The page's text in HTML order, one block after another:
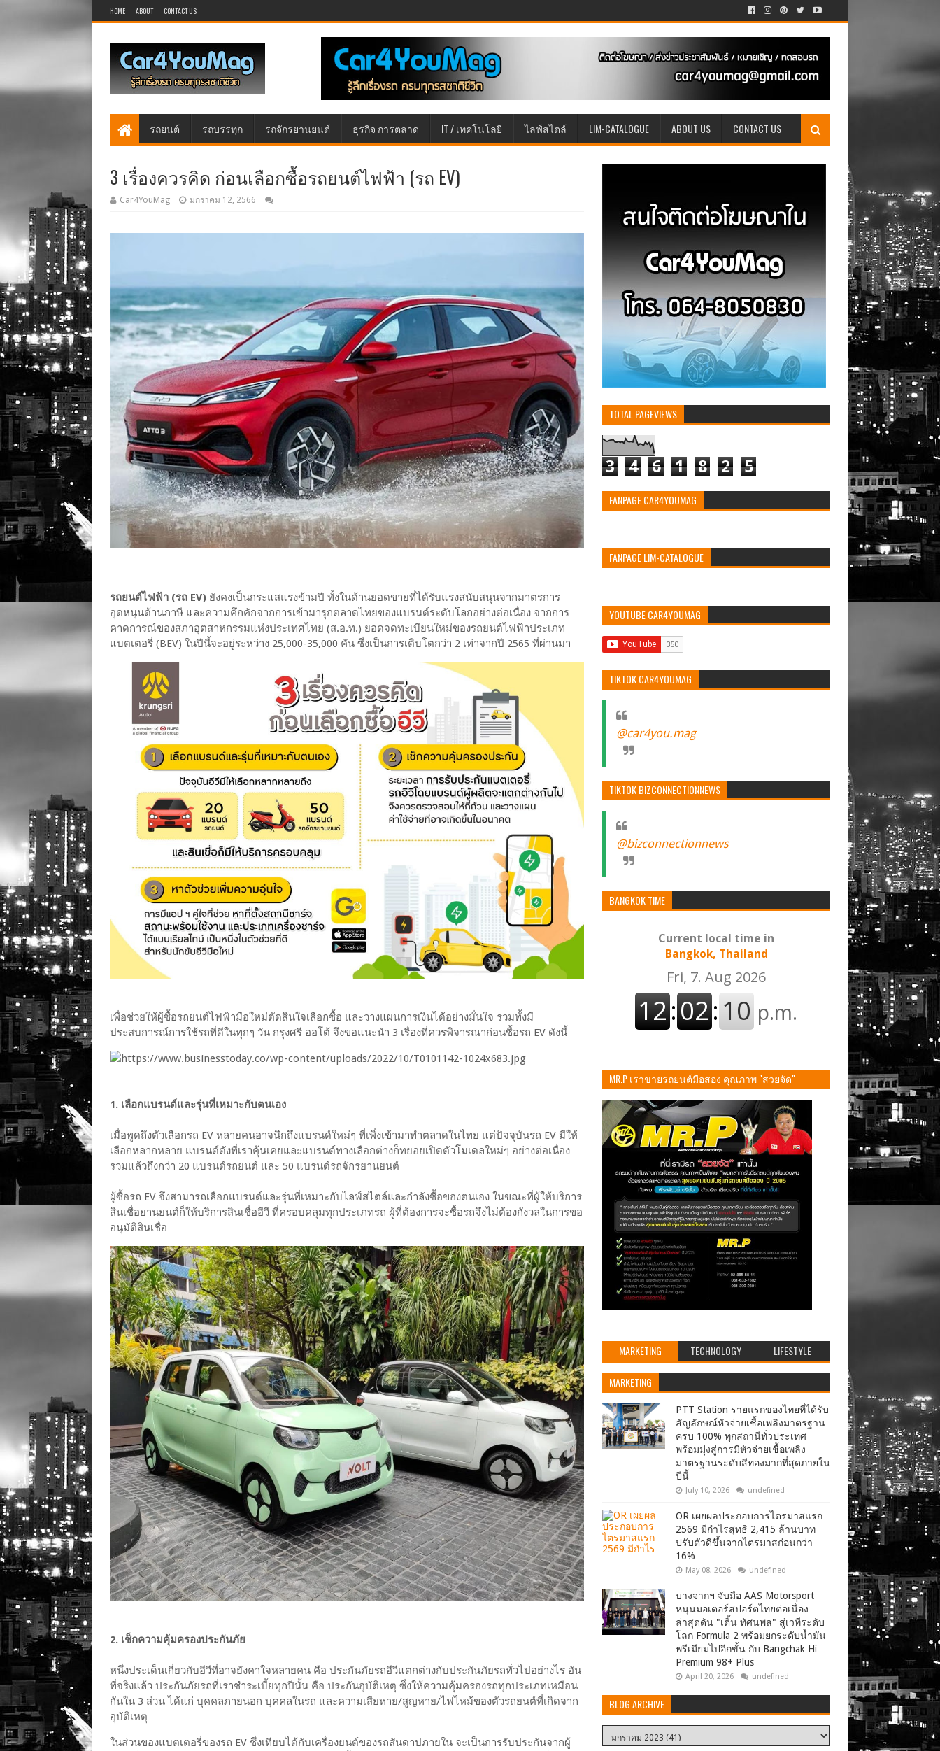
HOME ABOUT CONTACT US
รถยนต์ รถบรรทุก รถจักรยานยนต์ ธุรกิจ การตลาด IT / เทคโนโลยี ไลฟ์สไตล์ LIM-CATALOGUE ABOUT US CONTACT US
3 เรื่องควรคิด ก่อนเลือกซื้อรถยนต์ไฟฟ้า (รถ EV)
Car4YouMag มกราคม 12, 2566
รถยนต์ไฟฟ้า (รถ EV) ยังคงเป็นกระแสแรงข้ามปี ทั้งในด้านยอดขายที่ได้รับแรงสนับสนุนจากมาตรการ
อุดหนุนด้านภาษี และความคึกคักจากการเข้ามารุกตลาดไทยของแบรนด์ระดับโลกอย่างต่อเนื่อง จากการ
คาดการณ์ของสภาอุตสาหกรรมแห่งประเทศไทย (ส.อ.ท.) ยอดจดทะเบียนใหม่ของรถยนต์ไฟฟ้าประเภท
แบตเตอรี่ (BEV) ในปีนี้จะอยู่ระหว่าง 25,000-35,000 คัน ซึ่งเป็นการเติบโตกว่า 2 เท่าจากปี 2565 ที่ผ่านมา
เพื่อช่วยให้ผู้ซื้อรถยนต์ไฟฟ้ามือใหม่ตัดสินใจเลือกซื้อ และวางแผนการเงินได้อย่างมั่นใจ รวมทั้งมี
ประสบการณ์การใช้รถที่ดีในทุกๆ วัน กรุงศรี ออโต้ จึงขอแนะนำ 3 เรื่องที่ควรพิจารณาก่อนซื้อรถ EV ดังนี้
1. เลือกแบรนด์และรุ่นที่เหมาะกับตนเอง
เมื่อพูดถึงตัวเลือกรถ EV หลายคนอาจนึกถึงแบรนด์ใหม่ๆ ที่เพิ่งเข้ามาทำตลาดในไทย แต่ปัจจุบันรถ EV มีให้
เลือกหลากหลาย แบรนด์ดังที่เราคุ้นเคยและแบรนด์ทางเลือกต่างก็ทยอยเปิดตัวโมเดลใหม่ๆ อย่างต่อเนื่อง
รวมแล้วถึงกว่า 20 แบรนด์รถยนต์ และ 50 แบรนด์รถจักรยานยนต์
ผู้ซื้อรถ EV จึงสามารถเลือกแบรนด์และรุ่นที่เหมาะกับไลฟ์สไตล์และกำลังซื้อของตนเอง ในขณะที่ผู้ให้บริการ
สินเชื่อยานยนต์ก็ให้บริการสินเชื่ออีวี ที่ครอบคลุมทุกประเภทรถ ผู้ที่ต้องการจะซื้อรถจึงไม่ต้องกังวลในการขอ
อนุมัติสินเชื่อ
2. เช็กความคุ้มครองประกันภัย
หนึ่งประเด็นเกี่ยวกับอีวีที่อาจยังคาใจหลายคน คือ ประกันภัยรถอีวีแตกต่างกับประกันภัยรถทั่วไปอย่างไร อัน
ที่จริงแล้ว ประกันภัยรถที่เราชำระเบี้ยทุกปีนั้น คือ ประกันอุบัติเหตุ ซึ่งให้ความคุ้มครองรถทุกประเภทเหมือน
กันใน 3 ส่วน ได้แก่ บุคคลภายนอก บุคคลในรถ และความเสียหาย/สูญหาย/ไฟไหม้ของตัวรถยนต์ที่เกิดจาก
อุบัติเหตุ
ในส่วนของแบตเตอรี่ของรถ EV ซึ่งเทียบได้กับเครื่องยนต์ของรถสันดาปภายใน จะเป็นการรับประกันจากผู้
TOTAL PAGEVIEWS
3 4 6 1 8 2 5
FANPAGE CAR4YOUMAG
FANPAGE LIM-CATALOGUE
YOUTUBE CAR4YOUMAG
TIKTOK CAR4YOUMAG
@car4you.mag
TIKTOK BIZCONNECTIONNEWS
@bizconnectionnews
BANGKOK TIME
Current local time in
Bangkok, Thailand
MR.P เราขายรถยนต์มือสอง คุณภาพ "สวยจัด"
MARKETING TECHNOLOGY LIFESTYLE
MARKETING
PTT Station รายแรกของไทยที่ได้รับ
สัญลักษณ์หัวจ่ายเชื้อเพลิงมาตรฐาน
ครบ 100% ทุกสถานีทั่วประเทศ
พร้อมมุ่งสู่การมีหัวจ่ายเชื้อเพลิง
มาตรฐานระดับสีทองมากที่สุดภายใน
ปีนี้
July 10, 2026 undefined
OR เผยผลประกอบการไตรมาสแรก
2569 มีกำไรสุทธิ 2,415 ล้านบาท
ปรับตัวดีขึ้นจากไตรมาสก่อนกว่า
16%
May 08, 2026 undefined
บางจากฯ จับมือ AAS Motorsport
หนุนมอเตอร์สปอร์ตไทยต่อเนื่อง
ล่าสุดดัน "เติ้น ทัศนพล" สู่เวทีระดับ
โลก Formula 2 พร้อมยกระดับน้ำมัน
พรีเมียมไปอีกขั้น กับ Bangchak Hi
Premium 98+ Plus
April 20, 2026 undefined
BLOG ARCHIVE